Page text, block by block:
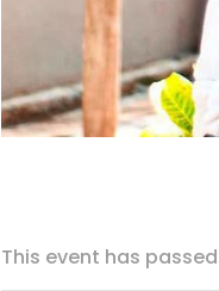
This event has